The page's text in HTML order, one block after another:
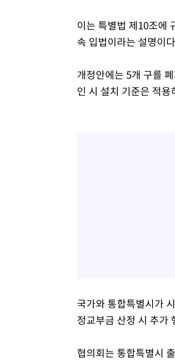
이는 특별법 제10조에
속 입법이라는 설명이
개정안에는 5개 구를
인 시 설치 기준은 적
국가와 통합특별시가
정교부금 산정 시 추가
협의회는 통합특별시